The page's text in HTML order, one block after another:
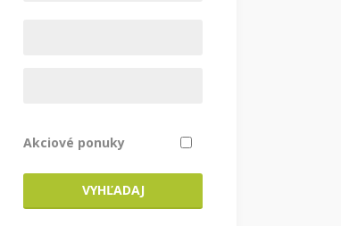
Akciové ponuky
VYHĽADAJ